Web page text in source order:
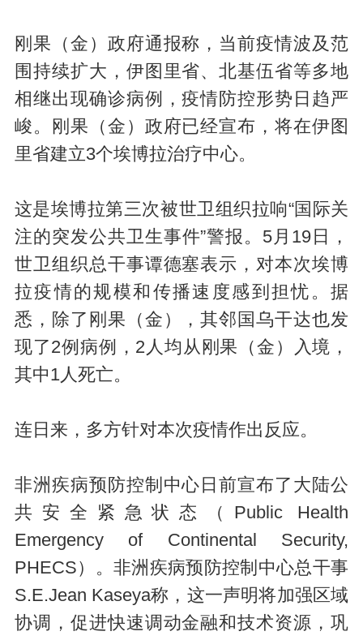
刚果（金）政府通报称，当前疫情波及范
围持续扩大，伊图里省、北基伍省等多地
相继出现确诊病例，疫情防控形势日趋严
峻。刚果（金）政府已经宣布，将在伊图
里省建立3个埃博拉治疗中心。
这是埃博拉第三次被世卫组织拉响“国际关
注的突发公共卫生事件”警报。5月19日，
世卫组织总干事谭德塞表示，对本次埃博
拉疫情的规模和传播速度感到担忧。据
悉，除了刚果（金），其邻国乌干达也发
现了2例病例，2人均从刚果（金）入境，
其中1人死亡。
连日来，多方针对本次疫情作出反应。
非洲疾病预防控制中心日前宣布了大陆公
共安全紧急状态（Public Health
Emergency of Continental Security,
PHECS）。非洲疾病预防控制中心总干事
S.E.Jean Kaseya称，这一声明将加强区域
协调，促进快速调动金融和技术资源，巩